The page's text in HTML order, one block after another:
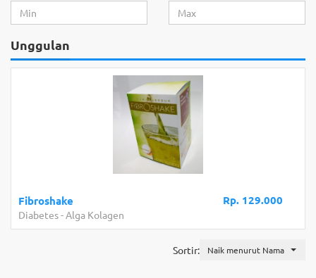
Unggulan
Rp. 129.000
Fibroshake
Diabetes-Alga Kolagen
Sortir: Naik menurut Nama